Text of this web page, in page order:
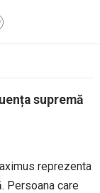
supremă
reprezenta
Persoana care